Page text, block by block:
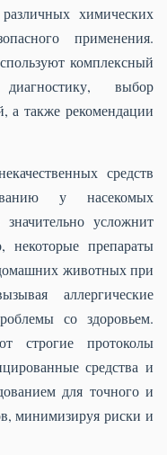
химических
применения.
комплексный
выбор
а также рекомендации
средств
у насекомых
усложнит
некоторые препараты
животных при
аллергические
со здоровьем.
строгие протоколы
средства и
для точного и
минимизируя риски и